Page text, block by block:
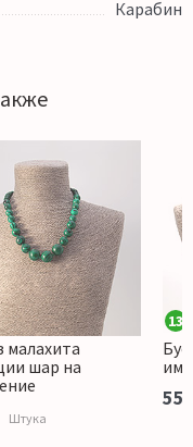
Карабин
малахита
шар на
Штука
13